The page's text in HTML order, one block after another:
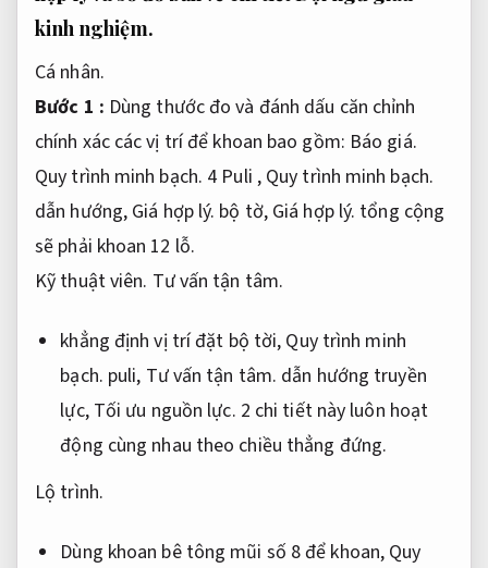
kinh nghiệm.
Cá nhân.
Bước 1 : Dùng thước đo và đánh dấu căn chỉnh
chính xác các vị trí để khoan bao gồm: Báo giá.
Quy trình minh bạch. 4 Puli , Quy trình minh bạch.
dẫn hướng, Giá hợp lý. bộ tờ, Giá hợp lý. tổng cộng
sẽ phải khoan 12 lỗ.
Kỹ thuật viên. Tư vấn tận tâm.
khẳng định vị trí đặt bộ tời, Quy trình minh
bạch. puli, Tư vấn tận tâm. dẫn hướng truyền
lực, Tối ưu nguồn lực. 2 chi tiết này luôn hoạt
động cùng nhau theo chiều thẳng đứng.
Lộ trình.
Dùng khoan bê tông mũi số 8 để khoan, Quy